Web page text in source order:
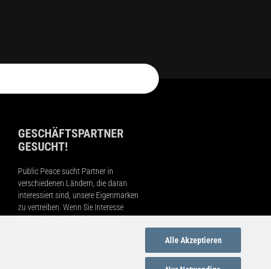
Alle Akzeptieren
GESCHÄFTSPARTNER
GESUCHT!
Public Peace sucht Partner in
verschiedenen Ländern, die daran
interessiert sind, unsere Eigenmarken
zu vertreiben. Wenn Sie Interesse